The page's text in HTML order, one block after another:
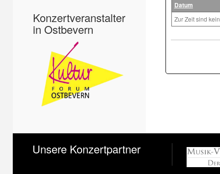
Konzertveranstalter
in Ostbevern
Datum
Zur Zeit sind
Unsere Konzertpartner